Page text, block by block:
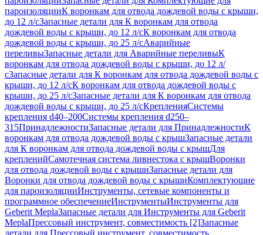
пароизоляцииК воронкам для отвода дождевой воды с крыши,
до 12 л/сЗапасные детали для К воронкам для отвода
дождевой воды с крыши, до 12 л/сК воронкам для отвода
дождевой воды с крыши, до 25 л/сАварийные
переливыЗапасные детали для Аварийные переливыК
воронкам для отвода дождевой воды с крыши, до 12 л/
сЗапасные детали для К воронкам для отвода дождевой воды с
крыши, до 12 л/сК воронкам для отвода дождевой воды с
крыши, до 25 л/сЗапасные детали для К воронкам для отвода
дождевой воды с крыши, до 25 л/сКрепленияСистемы
крепления d40–200Системы крепления d250–
315ПринадлежностиЗапасные детали для ПринадлежностиК
воронкам для отвода дождевой воды с крышЗапасные детали
для К воронкам для отвода дождевой воды с крышДля
крепленийСамотечная система ливнестока с крышВоронки
для отвода дождевой воды с крышиЗапасные детали для
Воронки для отвода дождевой воды с крышиКомплектующие
для пароизоляцииИнструменты, сетевые компоненты и
программное обеспечениеИнструментыИнструменты для
Geberit MeplaЗапасные детали для Инструменты для Geberit
MeplaПрессовый инструмент, совместимость [2]Запасные
детали для Прессовый инструмент, совместимость